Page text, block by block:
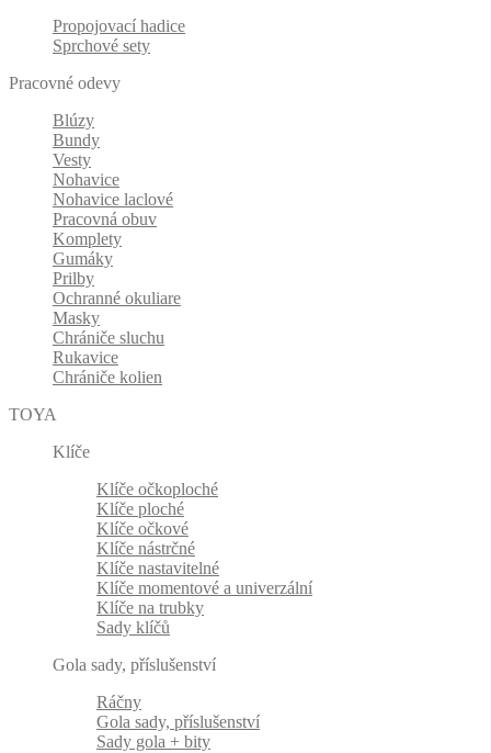
Propojovací hadice
Sprchové sety
Pracovné odevy
Blúzy
Bundy
Vesty
Nohavice
Nohavice laclové
Pracovná obuv
Komplety
Gumáky
Prilby
Ochranné okuliare
Masky
Chrániče sluchu
Rukavice
Chrániče kolien
TOYA
Klíče
Klíče očkoploché
Klíče ploché
Klíče očkové
Klíče nástrčné
Klíče nastavitelné
Klíče momentové a univerzální
Klíče na trubky
Sady klíčů
Gola sady, příslušenství
Ráčny
Gola sady, příslušenství
Sady gola + bity